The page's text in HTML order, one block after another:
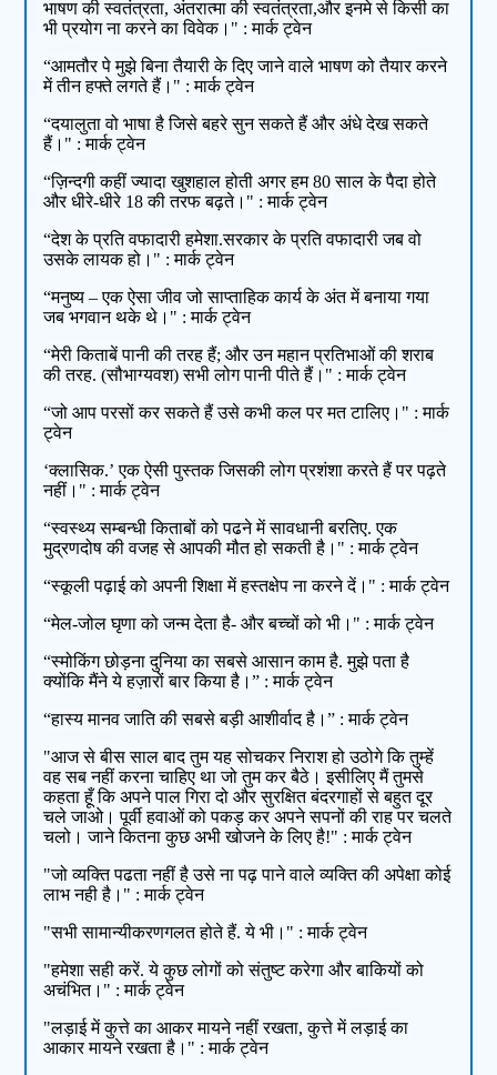
भाषण की स्वतंत्रता, अंतरात्मा की स्वतंत्रता,और इनमे से किसी का
भी प्रयोग ना करने का विवेक।" : मार्क ट्वेन
“आमतौर पे मुझे बिना तैयारी के दिए जाने वाले भाषण को तैयार करने
में तीन हफ्ते लगते हैं।" : मार्क ट्वेन
“दयालुता वो भाषा है जिसे बहरे सुन सकते हैं और अंधे देख सकते
हैं।" : मार्क ट्वेन
“ज़िन्दगी कहीं ज्यादा खुशहाल होती अगर हम 80 साल के पैदा होते
और धीरे-धीरे 18 की तरफ बढ़ते।" : मार्क ट्वेन
“देश के प्रति वफादारी हमेशा.सरकार के प्रति वफादारी जब वो
उसके लायक हो।" : मार्क ट्वेन
“मनुष्य – एक ऐसा जीव जो साप्ताहिक कार्य के अंत में बनाया गया
जब भगवान थके थे।" : मार्क ट्वेन
“मेरी किताबें पानी की तरह हैं; और उन महान प्रतिभाओं की शराब
की तरह. (सौभाग्यवश) सभी लोग पानी पीते हैं।" : मार्क ट्वेन
“जो आप परसों कर सकते हैं उसे कभी कल पर मत टालिए।" : मार्क
ट्वेन
‘क्लासिक.’ एक ऐसी पुस्तक जिसकी लोग प्रशंशा करते हैं पर पढ़ते
नहीं।" : मार्क ट्वेन
“स्वस्थ्य सम्बन्धी किताबों को पढने में सावधानी बरतिए. एक
मुद्रणदोष की वजह से आपकी मौत हो सकती है।" : मार्क ट्वेन
“स्कूली पढ़ाई को अपनी शिक्षा में हस्तक्षेप ना करने दें।" : मार्क ट्वेन
“मेल-जोल घृणा को जन्म देता है- और बच्चों को भी।" : मार्क ट्वेन
“स्मोकिंग छोड़ना दुनिया का सबसे आसान काम है. मुझे पता है
क्योंकि मैंने ये हज़ारों बार किया है।” : मार्क ट्वेन
“हास्य मानव जाति की सबसे बड़ी आशीर्वाद है।” : मार्क ट्वेन
"आज से बीस साल बाद तुम यह सोचकर निराश हो उठोगे कि तुम्हें
वह सब नहीं करना चाहिए था जो तुम कर बैठे। इसीलिए मैं तुमसे
कहता हूँ कि अपने पाल गिरा दो और सुरक्षित बंदरगाहों से बहुत दूर
चले जाओ। पूर्वी हवाओं को पकड़ कर अपने सपनों की राह पर चलते
चलो। जाने कितना कुछ अभी खोजने के लिए है!" : मार्क ट्वेन
"जो व्यक्ति पढता नहीं है उसे ना पढ़ पाने वाले व्यक्ति की अपेक्षा कोई
लाभ नही है।" : मार्क ट्वेन
"सभी सामान्यीकरणगलत होते हैं. ये भी।" : मार्क ट्वेन
"हमेशा सही करें. ये कुछ लोगों को संतुष्ट करेगा और बाकियों को
अचंभित।" : मार्क ट्वेन
"लड़ाई में कुत्ते का आकर मायने नहीं रखता, कुत्ते में लड़ाई का
आकार मायने रखता है।" : मार्क ट्वेन